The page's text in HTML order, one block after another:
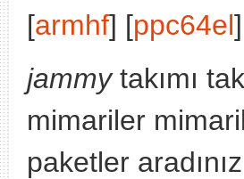
[armhf] [ppc64el
jammytakımı
mimariler
paketler aradınız